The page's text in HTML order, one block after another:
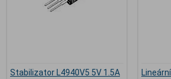
Stabilizator L4940V5 5V 1.5A